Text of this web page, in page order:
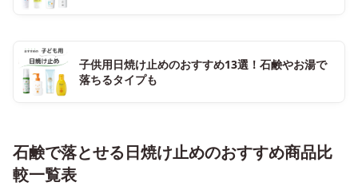
子供用日焼け止めのおすすめ13選！石鹸やお湯で
落ちるタイプも
石鹸で落とせる日焼け止めのおすすめ商品比
較一覧表